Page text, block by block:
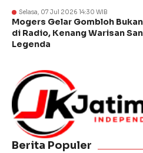
Selasa, 07 Jul 2026 14:30 WIB
Mogers Gelar Gombloh
di Radio, Kenang Warisan
Legenda
Berita Populer